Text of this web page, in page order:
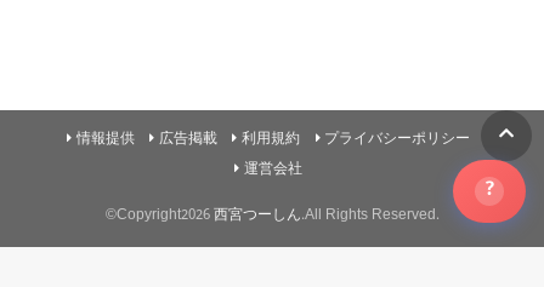
情報提供 広告掲載 利用規約
プライバシーポリシー
運営会社
©Copyright2026 西宮つーしん.All Rights Reserved.
?